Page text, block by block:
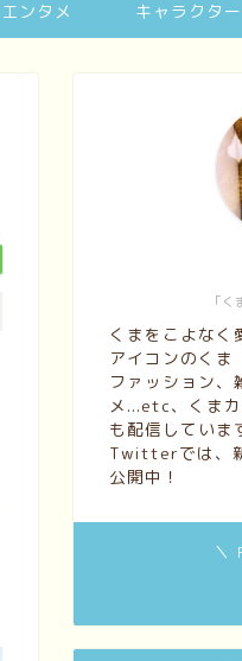
エンタメ キャラクター
「
くまをこよなく
アイコンのくま
ファッション、
メ...etc、くま
も配信していま
Twitterでは、
公開中！
＼